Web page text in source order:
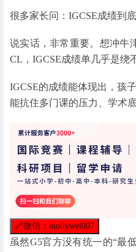
很多家长问：IGCSE成绩到
说实话，非常重要。想冲牛
CL，IGCSE成绩单几乎是绕
IGCSE的成绩能体现出，孩
能抗住多门课的压力、学术
🔗微信：mollywei007
虽然G5官方没有统一的“最